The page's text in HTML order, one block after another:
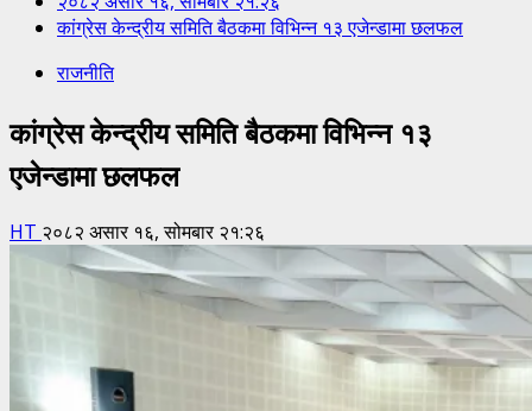
कांग्रेस केन्द्रीय समिति बैठकमा विभिन्न १३ एजेन्डामा छलफल
राजनीति
कांग्रेस केन्द्रीय समिति बैठकमा विभिन्न १३
एजेन्डामा छलफल
HT २०८२ असार १६, सोमबार २१:२६